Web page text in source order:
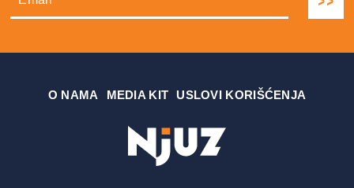
О NAMA MEDIA KIT USLOVI KORIŠĆENJA